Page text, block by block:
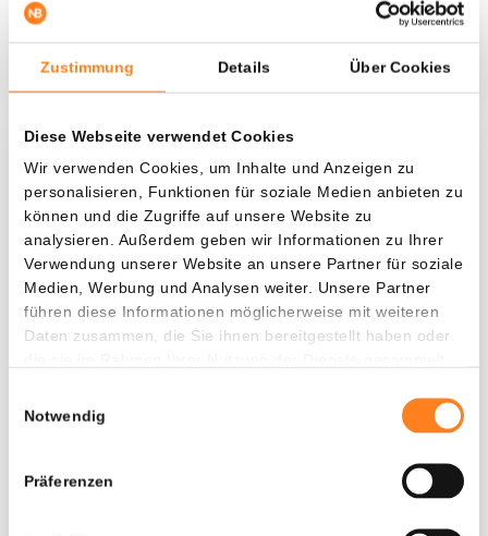
Zustimmung Details Über Cookies
Diese Webseite verwendet Cookies
Wir verwenden Cookies, um Inhalte und Anzeigen zu
personalisieren, Funktionen für soziale Medien anbieten zu
können und die Zugriffe auf unsere Website zu
analysieren. Außerdem geben wir Informationen zu Ihrer
Verwendung unserer Website an unsere Partner für soziale
Medien, Werbung und Analysen weiter. Unsere Partner
führen diese Informationen möglicherweise mit weiteren
Daten zusammen, die Sie ihnen bereitgestellt haben oder
Notwendig
Präferenzen
Was, wenn ich...?
Zie hoeveel waarde je vandaag zou hebben als
je dollar-cost averaging had toegepast op
verschillende cryptocurrencies.
Hätte investiert In
$